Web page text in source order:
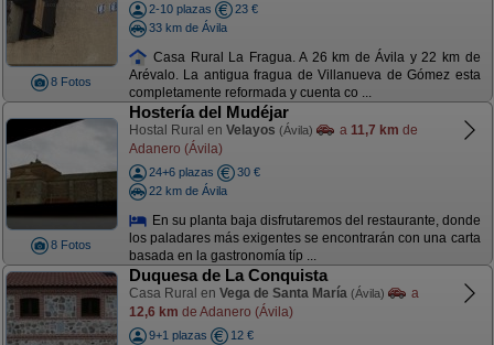
8 Fotos
2-10 plazas
23 €
33 km de Ávila
Casa Rural La Fragua. A 26 km de Ávila y 22 km de
Arévalo. La antigua fragua de Villanueva de Gómez esta
completamente reformada y cuenta co ...
8 Fotos
Hostería del Mudéjar
Hostal Rural en Velayos (Ávila) a 11,7 km de
Adanero (Ávila)
24+6 plazas
30 €
22 km de Ávila
En su planta baja disfrutaremos del restaurante, donde
los paladares más exigentes se encontrarán con una carta
basada en la gastronomía típ ...
Duquesa de La Conquista
Casa Rural en Vega de Santa María (Ávila)
a
12,6 km de Adanero (Ávila)
9+1 plazas
12 €